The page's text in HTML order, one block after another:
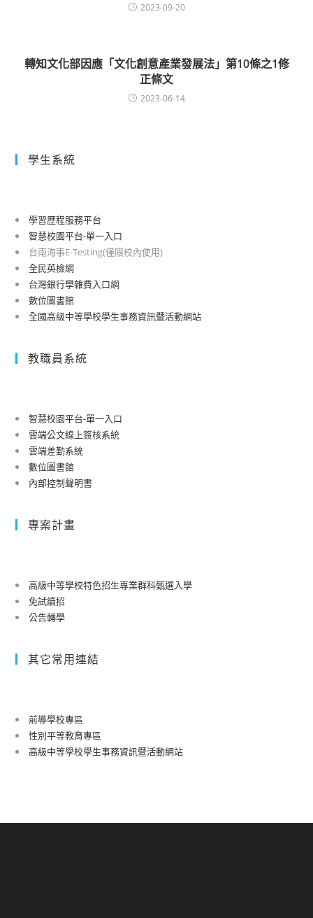
2023-09-20
轉知文化部因應「文化創意產業發展法」第10條之1修
正條文
2023-06-14
學生系統
學習歷程服務平台
智慧校園平台-單一入口
台南海事E-Testing(僅限校內使用)
全民英檢網
台灣銀行學雜費入口網
數位圖書館
全國高級中等學校學生事務資訊暨活動網站
教職員系統
智慧校園平台-單一入口
雲端公文線上簽核系統
雲端差勤系統
數位圖書館
內部控制聲明書
專案計畫
高級中等學校特色招生專業群科甄選入學
免試續招
公告轉學
其它常用連結
前導學校專區
性別平等教育專區
高級中等學校學生事務資訊暨活動網站